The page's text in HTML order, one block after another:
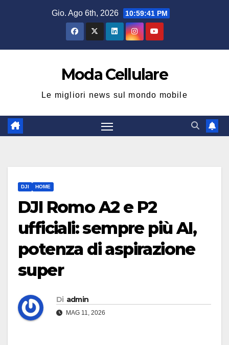
Gio. Ago 6th, 2026 10:59:42 PM
Moda Cellulare
Le migliori news sul mondo mobile
DJI HOME
DJI Romo A2 e P2
ufficiali: sempre più AI,
potenza di aspirazione
super
Di admin
MAG 11, 2026